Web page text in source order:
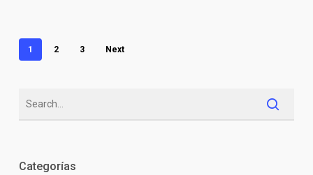
1 2 3 Next
Categorías